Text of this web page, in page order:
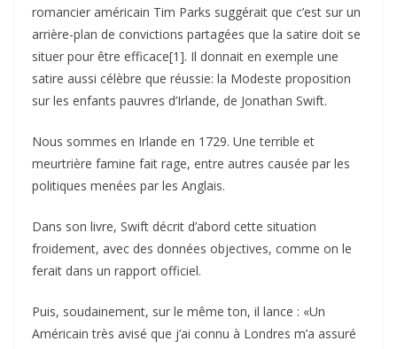
romancier américain Tim Parks suggérait que c’est sur un
arrière-plan de convictions partagées que la satire doit se
situer pour être efficace[1]. Il donnait en exemple une
satire aussi célèbre que réussie: la Modeste proposition
sur les enfants pauvres d’Irlande, de Jonathan Swift.
Nous sommes en Irlande en 1729. Une terrible et
meurtrière famine fait rage, entre autres causée par les
politiques menées par les Anglais.
Dans son livre, Swift décrit d’abord cette situation
froidement, avec des données objectives, comme on le
ferait dans un rapport officiel.
Puis, soudainement, sur le même ton, il lance : «Un
Américain très avisé que j’ai connu à Londres m’a assuré